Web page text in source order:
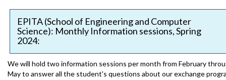
EPITA (School of Engineering and Computer
Science): Monthly Information sessions, Spring
2024:
We will hold two information sessions per month from February
May to answer all the student's questions about our exchange